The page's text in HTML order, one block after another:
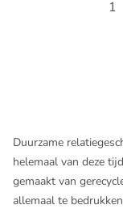
1
Duurzame
helemaal van deze
gemaakt van
allemaal te